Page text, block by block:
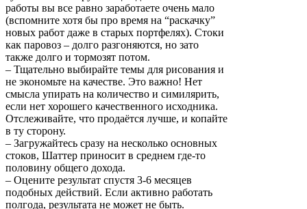
работы вы все равно заработаете очень мало
(вспомните хотя бы про время на “раскачку”
новых работ даже в старых портфелях). Стоки
как паровоз – долго разгоняются, но зато
также долго и тормозят потом.
– Тщательно выбирайте темы для рисования и
не экономьте на качестве. Это важно! Нет
смысла упирать на количество и симилярить,
если нет хорошего качественного исходника.
Отслеживайте, что продаётся лучше, и копайте
в ту сторону.
– Загружайтесь сразу на несколько основных
стоков, Шаттер приносит в среднем где-то
половину общего дохода.
– Оцените результат спустя 3-6 месяцев
подобных действий. Если активно работать
полгода, результата не может не быть.